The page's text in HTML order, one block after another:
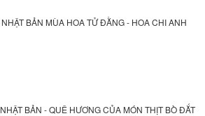
BẢN MÙA HOA TỬ ĐẰNG - HOA CHI ANH
BẢN - QUÊ HƯƠNG CỦA MÓN THỊT BÒ ĐẮT